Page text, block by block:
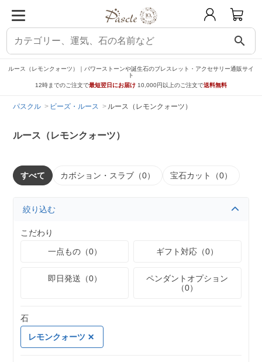
search
ルース（レモンクォーツ）｜パワーストーンや誕生石のブレスレット・アクセサリー通販サイ
ト
12時までのご注文で最短翌日にお届け 10,000円以上のご注文で送料無料
パスクル ビーズ・ルース ルース（レモンクォーツ）
ルース（レモンクォーツ）
すべて カボション・スラブ（0） 宝石カット（0）
絞り込む
こだわり
一点もの（0）
ギフト対応（0）
即日発送（0）
ペンダントオプション
（0）
石
レモンクォーツ